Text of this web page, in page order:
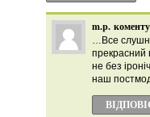
m.p.
…Все
прекрасний
не без
наш